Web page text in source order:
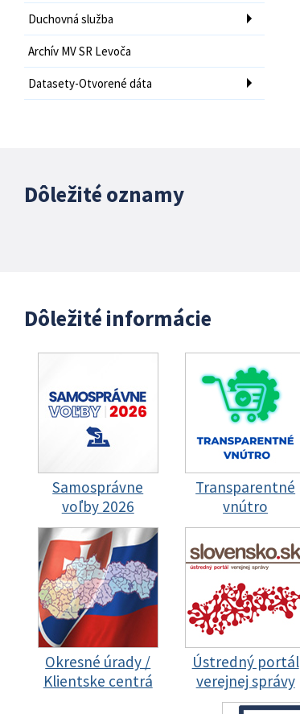
Duchovná služba
Archív MV SR Levoča
Datasety-Otvorené dáta
Dôležité oznamy
Dôležité informácie
Samosprávne
voľby 2026
Transparentné
vnútro
Okresné úrady /
Klientske centrá
Ústredný portál
verejnej správy